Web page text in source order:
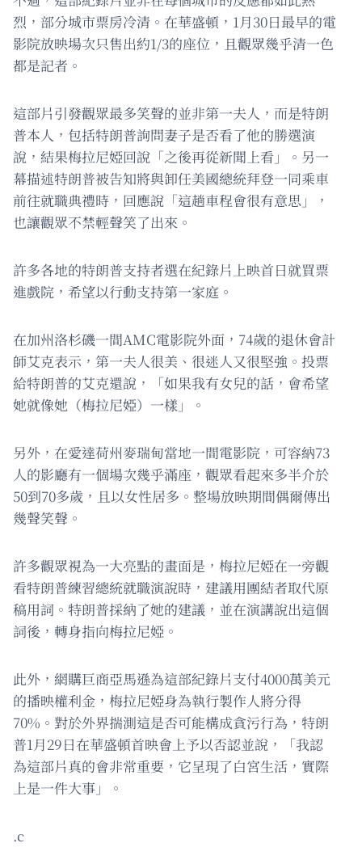
烈，部分城市票房冷清。在華盛頓，1月30日最早的電
影院放映場次只售出約1/3的座位，且觀眾幾乎清一色
都是記者。
這部片引發觀眾最多笑聲的並非第一夫人，而是特朗
普本人，包括特朗普詢問妻子是否看了他的勝選演
說，結果梅拉尼婭回說「之後再從新聞上看」。另一
幕描述特朗普被告知將與卸任美國總統拜登一同乘車
前往就職典禮時，回應說「這趟車程會很有意思」，
也讓觀眾不禁輕聲笑了出來。
許多各地的特朗普支持者選在紀錄片上映首日就買票
進戲院，希望以行動支持第一家庭。
在加州洛杉磯一間AMC電影院外面，74歲的退休會計
師艾克表示，第一夫人很美、很迷人又很堅強。投票
給特朗普的艾克還說，「如果我有女兒的話，會希望
她就像她（梅拉尼婭）一樣」。
另外，在愛達荷州麥瑞甸當地一間電影院，可容納73
人的影廳有一個場次幾乎滿座，觀眾看起來多半介於
50到70多歲，且以女性居多。整場放映期間偶爾傳出
幾聲笑聲。
許多觀眾視為一大亮點的畫面是，梅拉尼婭在一旁觀
看特朗普練習總統就職演說時，建議用團結者取代原
稿用詞。特朗普採納了她的建議，並在演講說出這個
詞後，轉身指向梅拉尼婭。
此外，網購巨商亞馬遜為這部紀錄片支付4000萬美元
的播映權利金，梅拉尼婭身為執行製作人將分得
70%。對於外界揣測這是否可能構成貪污行為，特朗
普1月29日在華盛頓首映會上予以否認並說，「我認
為這部片真的會非常重要，它呈現了白宮生活，實際
上是一件大事」。
.c